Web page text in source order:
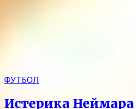
ФУТБОЛ
Истерика